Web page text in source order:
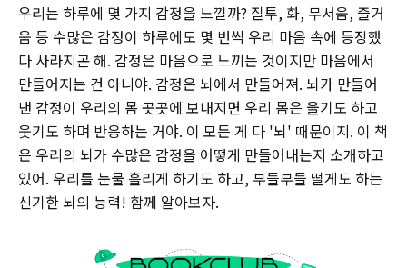
우리는 하루에 몇 가지 감정을 느낄까? 질투, 화, 무서움, 즐거
움 등 수많은 감정이 하루에도 몇 번씩 우리 마음 속에 등장했
다 사라지곤 해. 감정은 마음으로 느끼는 것이지만 마음에서
만들어지는 건 아니야. 감정은 뇌에서 만들어져. 뇌가 만들어
낸 감정이 우리의 몸 곳곳에 보내지면 우리 몸은 울기도 하고
웃기도 하며 반응하는 거야. 이 모든 게 다 '뇌' 때문이지. 이 책
은 우리의 뇌가 수많은 감정을 어떻게 만들어내는지 소개하고
있어. 우리를 눈물 흘리게 하기도 하고, 부들부들 떨게도 하는
신기한 뇌의 능력! 함께 알아보자.